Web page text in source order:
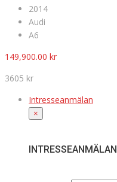
2014
Audi
A6
149,900.00 kr
3605 kr
Intresseanmälan
×
INTRESSEANMÄLAN